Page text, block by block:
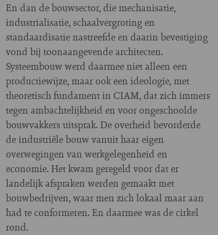
En dan de bouwsector, die mechanisatie,
industrialisatie, schaalvergroting en
standaardisatie nastreefde en daarin bevestiging
vond bij toonaangevende architecten.
Systeembouw werd daarmee niet alleen een
productiewijze, maar ook een ideologie, met
theoretisch fundament in CIAM, dat zich immers
tegen ambachtelijkheid en voor ongeschoolde
bouwvakkers uitsprak. De overheid bevorderde
de industriële bouw vanuit haar eigen
overwegingen van werkgelegenheid en
economie. Het kwam geregeld voor dat er
landelijk afspraken werden gemaakt met
bouwbedrijven, waar men zich lokaal maar aan
had te conformeren. En daarmee was de cirkel
rond.